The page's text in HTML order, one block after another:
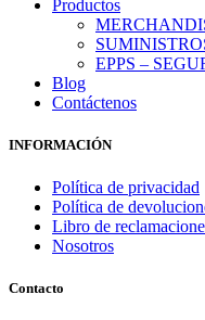
Productos
EPPS –
Blog
Contáctenos
INFORMACIÓN
Política de privacidad
Política de
Libro de
Nosotros
Contacto